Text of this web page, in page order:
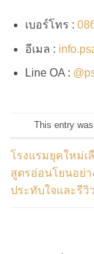
เบอร์โทร :
อีเมล :
Line OA :
This entry
โรงแรมยุคใหม่เ
สูตรอ่อนโยนอย่า
ประทับใจและรีวิ